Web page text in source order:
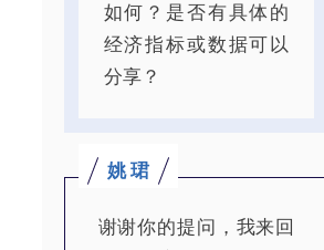
如何？是否有具体的
经济指标或数据可以
分享？
姚 珺
谢谢你的提问，我来回